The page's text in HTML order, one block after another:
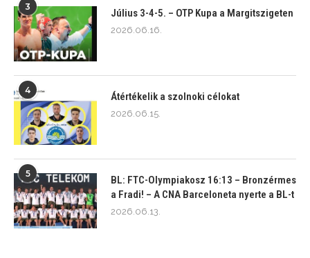
3
Július 3-4-5. – OTP Kupa a Margitszigeten
2026.06.16.
4
Átértékelik a szolnoki célokat
2026.06.15.
5
BL: FTC-Olympiakosz 16:13 – Bronzérmes
a Fradi! – A CNA Barceloneta nyerte a BL-t
2026.06.13.